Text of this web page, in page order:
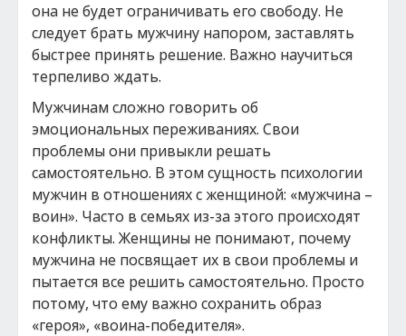
она не будет ограничивать его свободу. Не
следует брать мужчину напором, заставлять
быстрее принять решение. Важно научиться
терпеливо ждать.
Мужчинам сложно говорить об
эмоциональных переживаниях. Свои
проблемы они привыкли решать
самостоятельно. В этом сущность психологии
мужчин в отношениях с женщиной: «мужчина –
воин». Часто в семьях из-за этого происходят
конфликты. Женщины не понимают, почему
мужчина не посвящает их в свои проблемы и
пытается все решить самостоятельно. Просто
потому, что ему важно сохранить образ
«героя», «воина-победителя».